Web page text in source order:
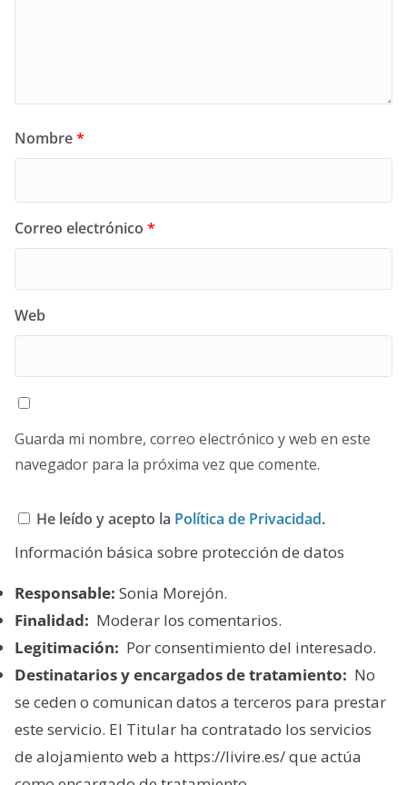
Nombre*
Correo electrónico *
Web
Guarda mi nombre, correo electrónico y web en este
navegador para la próxima vez que comente.
He leído y acepto la Política de Privacidad.
Información básica sobre protección de datos
Responsable: Sonia Morejón.
Finalidad: Moderar los comentarios.
Legitimación: Por consentimiento del interesado.
Destinatarios y encargados de tratamiento: No
se ceden o comunican datos a terceros para prestar
este servicio. El Titular ha contratado los servicios
de alojamiento web a https://livire.es/ que actúa